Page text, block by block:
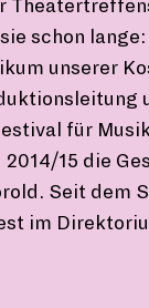
schon
unserer
für
15 die
Seit dem
im